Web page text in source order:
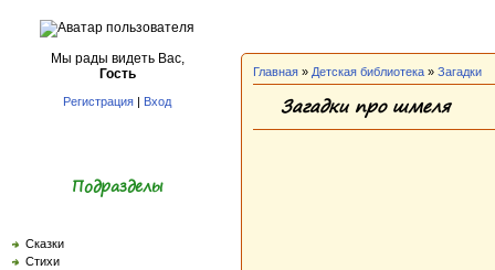
Мы рады видеть Вас,
Гость
Регистрация | Вход
Подразделы
Сказки
Стихи
Главная » Детская библиотека » Загадки
Загадки про шмеля